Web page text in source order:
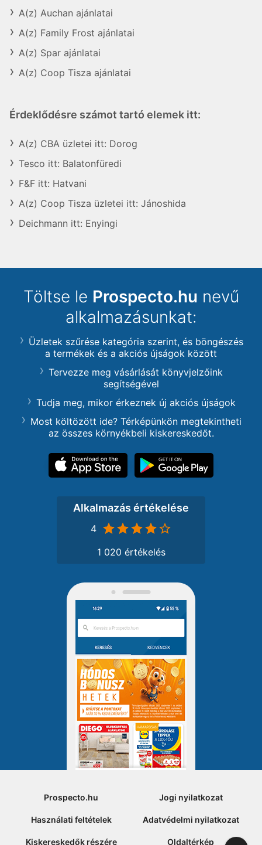
A(z) Auchan ajánlatai
A(z) Family Frost ajánlatai
A(z) Spar ajánlatai
A(z) Coop Tisza ajánlatai
Érdeklődésre számot tartó elemek itt:
A(z) CBA üzletei itt: Dorog
Tesco itt: Balatonfüredi
F&F itt: Hatvani
A(z) Coop Tisza üzletei itt: Jánoshida
Deichmann itt: Enyingi
Töltse le Prospecto.hu nevű
alkalmazásunkat:
Üzletek szűrése kategória szerint, és böngészés
a termékek és a akciós újságok között
Tervezze meg vásárlását könyvjelzőink
segítségével
Tudja meg, mikor érkeznek új akciós újságok
Most költözött ide? Térképünkön megtekintheti
az összes környékbeli kiskereskedőt.
Alkalmazás értékelése
4
1 020 értékelés
Prospecto.hu Jogi nyilatkozat
Használati feltételek Adatvédelmi nyilatkozat
Kiskereskedők részére Oldaltérkép